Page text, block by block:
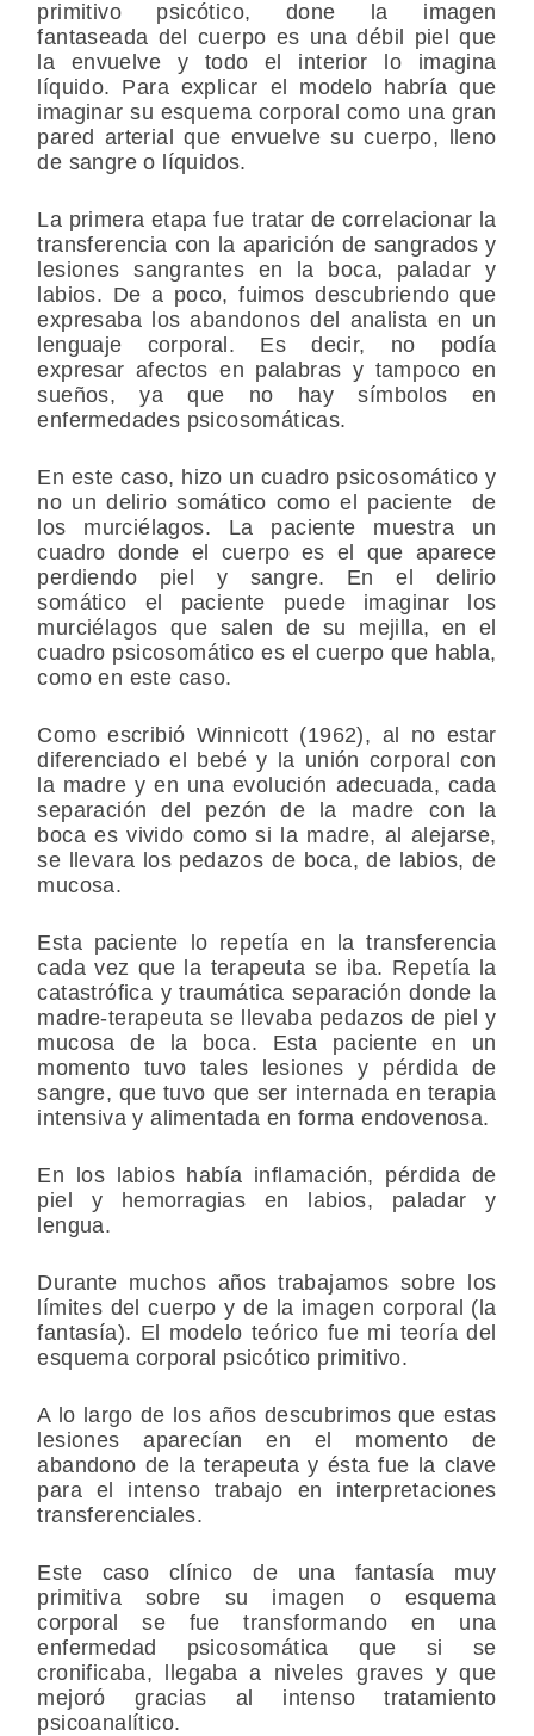
primitivo psicótico, done la imagen
fantaseada del cuerpo es una débil piel que
la envuelve y todo el interior lo imagina
líquido. Para explicar el modelo habría que
imaginar su esquema corporal como una gran
pared arterial que envuelve su cuerpo, lleno
de sangre o líquidos.
La primera etapa fue tratar de correlacionar la
transferencia con la aparición de sangrados y
lesiones sangrantes en la boca, paladar y
labios. De a poco, fuimos descubriendo que
expresaba los abandonos del analista en un
lenguaje corporal. Es decir, no podía
expresar afectos en palabras y tampoco en
sueños, ya que no hay símbolos en
enfermedades psicosomáticas.
En este caso, hizo un cuadro psicosomático y
no un delirio somático como el paciente de
los murciélagos. La paciente muestra un
cuadro donde el cuerpo es el que aparece
perdiendo piel y sangre. En el delirio
somático el paciente puede imaginar los
murciélagos que salen de su mejilla, en el
cuadro psicosomático es el cuerpo que habla,
como en este caso.
Como escribió Winnicott (1962), al no estar
diferenciado el bebé y la unión corporal con
la madre y en una evolución adecuada, cada
separación del pezón de la madre con la
boca es vivido como si la madre, al alejarse,
se llevara los pedazos de boca, de labios, de
mucosa.
Esta paciente lo repetía en la transferencia
cada vez que la terapeuta se iba. Repetía la
catastrófica y traumática separación donde la
madre-terapeuta se llevaba pedazos de piel y
mucosa de la boca. Esta paciente en un
momento tuvo tales lesiones y pérdida de
sangre, que tuvo que ser internada en terapia
intensiva y alimentada en forma endovenosa.
En los labios había inflamación, pérdida de
piel y hemorragias en labios, paladar y
lengua.
Durante muchos años trabajamos sobre los
límites del cuerpo y de la imagen corporal (la
fantasía). El modelo teórico fue mi teoría del
esquema corporal psicótico primitivo.
A lo largo de los años descubrimos que estas
lesiones aparecían en el momento de
abandono de la terapeuta y ésta fue la clave
para el intenso trabajo en interpretaciones
transferenciales.
Este caso clínico de una fantasía muy
primitiva sobre su imagen o esquema
corporal se fue transformando en una
enfermedad psicosomática que si se
cronificaba, llegaba a niveles graves y que
mejoró gracias al intenso tratamiento
psicoanalítico.